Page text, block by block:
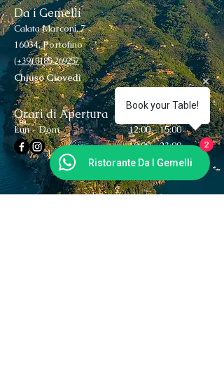
Da i Gemelli
Calata Marconi, 7
16034, Portofino
(+39) 0185 269257
Chiuso Giovedì
Orari di Apertura
Lun - Dom
12:00 - 15:00
19:00 - 23:00
Book your Table!
Ristorante Da I Gemelli
2